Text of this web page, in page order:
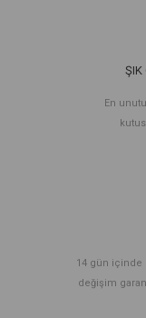
ŞIK
En
14 gün içinde
değişim